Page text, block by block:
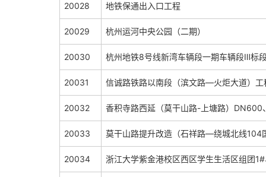
20028 地铁保通出入口工程
20029 杭州运河中央公园（二期）
20030 杭州地铁8号线新湾车辆段一期车辆段Ⅲ标
20031 信诚路铁路以南段（滨文路—火炬大道）工
20032 香积寺路西延（莫干山路-上塘路）
20033 莫干山路提升改造（石祥路—绕城北线104
20034 浙江大学紫金港校区西区学生生活区组团